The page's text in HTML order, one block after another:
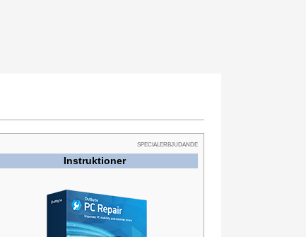
SPECIALERBJUDANDE
Instruktioner